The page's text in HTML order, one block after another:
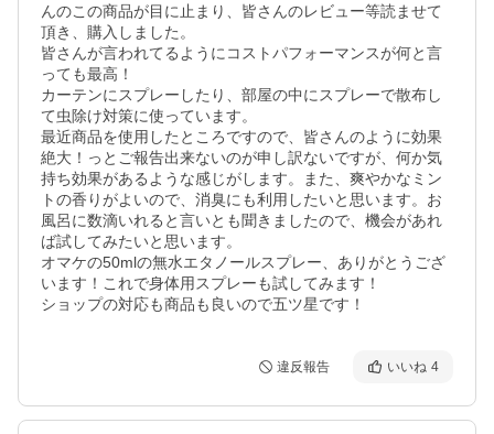
んのこの商品が目に止まり、皆さんのレビュー等読ませて
頂き、購入しました。
皆さんが言われてるようにコストパフォーマンスが何と言
っても最高！
カーテンにスプレーしたり、部屋の中にスプレーで散布し
て虫除け対策に使っています。
最近商品を使用したところですので、皆さんのように効果
絶大！っとご報告出来ないのが申し訳ないですが、何か気
持ち効果があるような感じがします。また、爽やかなミン
トの香りがよいので、消臭にも利用したいと思います。お
風呂に数滴いれると言いとも聞きましたので、機会があれ
ば試してみたいと思います。
オマケの50mlの無水エタノールスプレー、ありがとうござ
います！これで身体用スプレーも試してみます！
ショップの対応も商品も良いので五ツ星です！
違反報告 いいね 4